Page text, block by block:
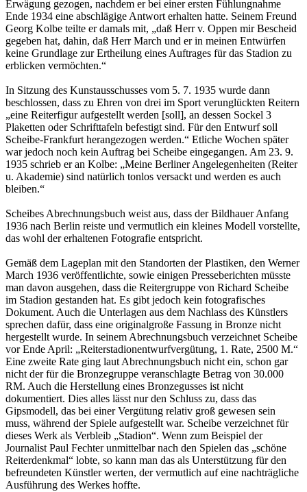
Erwägung gezogen, nachdem er bei einer ersten Fühlungnahme
Ende 1934 eine abschlägige Antwort erhalten hatte. Seinem Freund
Georg Kolbe teilte er damals mit, „daß Herr v. Oppen mir Bescheid
gegeben hat, dahin, daß Herr March und er in meinen Entwürfen
keine Grundlage zur Ertheilung eines Auftrages für das Stadion zu
erblicken vermöchten.“
In Sitzung des Kunstausschusses vom 5. 7. 1935 wurde dann
beschlossen, dass zu Ehren von drei im Sport verunglückten Reitern
„eine Reiterfigur aufgestellt werden [soll], an dessen Sockel 3
Plaketten oder Schrifttafeln befestigt sind. Für den Entwurf soll
Scheibe-Frankfurt herangezogen werden.“ Etliche Wochen später
war jedoch noch kein Auftrag bei Scheibe eingegangen. Am 23. 9.
1935 schrieb er an Kolbe: „Meine Berliner Angelegenheiten (Reiter
u. Akademie) sind natürlich tonlos versackt und werden es auch
bleiben.“
Scheibes Abrechnungsbuch weist aus, dass der Bildhauer Anfang
1936 nach Berlin reiste und vermutlich ein kleines Modell vorstellte,
das wohl der erhaltenen Fotografie entspricht.
Gemäß dem Lageplan mit den Standorten der Plastiken, den Werner
March 1936 veröffentlichte, sowie einigen Presseberichten müsste
man davon ausgehen, dass die Reitergruppe von Richard Scheibe
im Stadion gestanden hat. Es gibt jedoch kein fotografisches
Dokument. Auch die Unterlagen aus dem Nachlass des Künstlers
sprechen dafür, dass eine originalgroße Fassung in Bronze nicht
hergestellt wurde. In seinem Abrechnungsbuch verzeichnet Scheibe
vor Ende April: „Reiterstadionentwurfvergütung, 1. Rate, 2500 M.“
Eine zweite Rate ging laut Abrechnungsbuch nicht ein, schon gar
nicht der für die Bronzegruppe veranschlagte Betrag von 30.000
RM. Auch die Herstellung eines Bronzegusses ist nicht
dokumentiert. Dies alles lässt nur den Schluss zu, dass das
Gipsmodell, das bei einer Vergütung relativ groß gewesen sein
muss, während der Spiele aufgestellt war. Scheibe verzeichnet für
dieses Werk als Verbleib „Stadion“. Wenn zum Beispiel der
Journalist Paul Fechter unmittelbar nach den Spielen das „schöne
Reiterdenkmal“ lobte, so kann man das als Unterstützung für den
befreundeten Künstler werten, der vermutlich auf eine nachträgliche
Ausführung des Werkes hoffte.